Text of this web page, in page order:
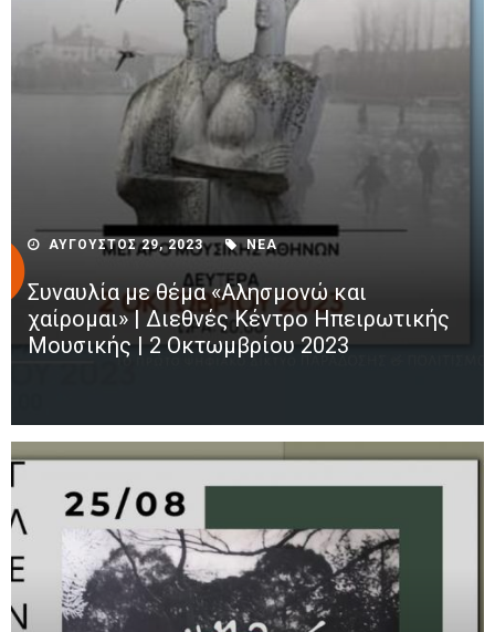
ΑΥΓΟΥΣΤΟΣ 29, 2023 ΝΕΑ
Συναυλία με θέμα «Αλησμονώ και
χαίρομαι» | Διεθνές Κέντρο Ηπειρωτικής
Μουσικής | 2 Οκτωμβρίου 2023